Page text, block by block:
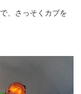
、さっそくカブを